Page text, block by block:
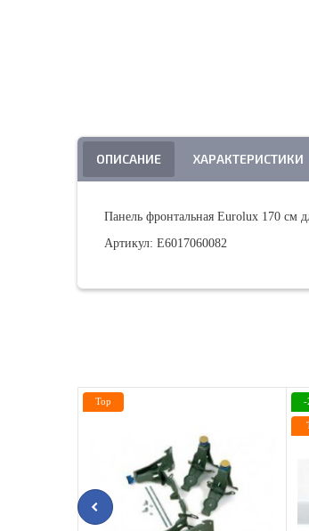
ОПИСАНИЕ ХАРАКТЕРИСТИКИ
Панель фронтальная Eurolux 170 см
Артикул: Е6017060082
Top -